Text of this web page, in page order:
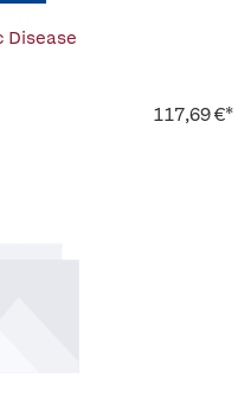
Disease
117,69 €*